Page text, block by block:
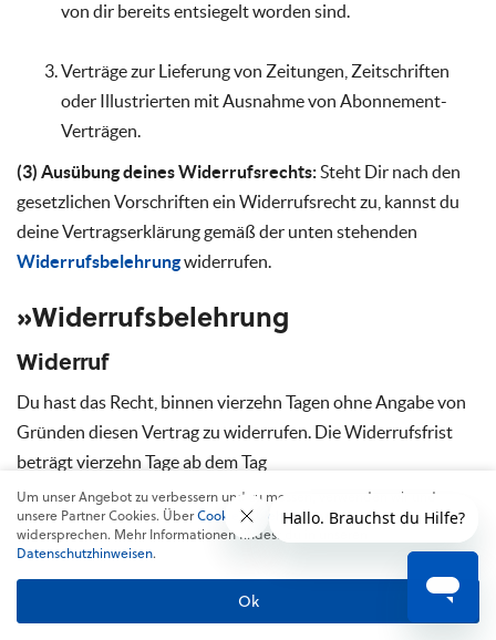
von dir bereits entsiegelt worden sind.
Verträge zur Lieferung von Zeitungen, Zeitschriften
oder Illustrierten mit Ausnahme von Abonnement-
Verträgen.
(3) Ausübung deines Widerrufsrechts:Steht Dir nach den
gesetzlichen Vorschriften ein Widerrufsrecht zu, kannst du
deine Vertragserklärung gemäß der unten stehenden
Widerrufsbelehrungwiderrufen.
»Widerrufsbelehrung
Widerruf
Du hast das Recht, binnen vierzehn Tagen ohne Angabe von
Gründen diesen Vertrag zu widerrufen. Die Widerrufsfrist
beträgt vierzehn Tage ab dem Tag
im Falle eines Dienstleistungsvertrags: des
Vertragsschlusses oder
im Falle eines Kaufvertrags: an dem du oder ein von dir
benannter Dritter, der nicht der Beförderer ist, die
Um unser Angebot zu verbessern und zu messen, verwenden wir und
unsere Partner Cookies. ÜberCookies ablehnenkannst du dem
widersprechen. Mehr Informationen findest du in unseren
Datenschutzhinweisen.
Ok